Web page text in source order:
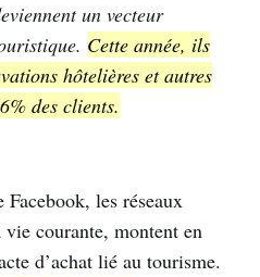
un vecteur
Cette année, ils
hôtelières et autres
des clients.
Facebook, les réseaux
vie courante, montent en
d’achat lié au tourisme.